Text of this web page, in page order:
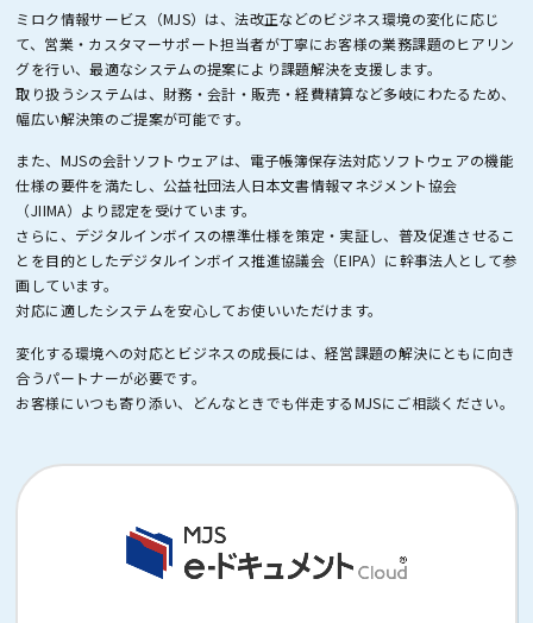
ミロク情報サービス（MJS）は、法改正などのビジネス環境の変化に応じ
て、営業・カスタマーサポート担当者が丁寧にお客様の業務課題のヒアリン
グを行い、最適なシステムの提案により課題解決を支援します。
取り扱うシステムは、財務・会計・販売・経費精算など多岐にわたるため、
幅広い解決策のご提案が可能です。
また、MJSの会計ソフトウェアは、電子帳簿保存法対応ソフトウェアの機能
仕様の要件を満たし、公益社団法人日本文書情報マネジメント協会
（JIIMA）より認定を受けています。
さらに、デジタルインボイスの標準仕様を策定・実証し、普及促進させるこ
とを目的としたデジタルインボイス推進協議会（EIPA）に幹事法人として参
画しています。
対応に適したシステムを安心してお使いいただけます。
変化する環境への対応とビジネスの成長には、経営課題の解決にともに向き
合うパートナーが必要です。
お客様にいつも寄り添い、どんなときでも伴走するMJSにご相談ください。